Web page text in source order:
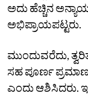
ಅದು ಹೆಚ್ಚಿನ
ಅಭಿಪ್ರಾಯಪಟ್ಟರು.
ಮುಂದುವರೆದು,
ಸಹ ಪೂರ್ಣ
ಎಂದು ಆಶಿಸಿದರು.